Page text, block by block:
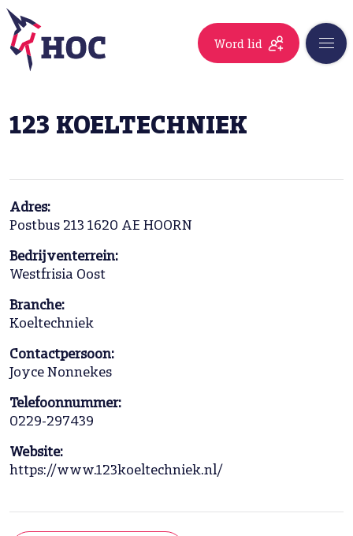
Word lid
123 KOELTECHNIEK
Adres:
Postbus 213 1620 AE HOORN
Bedrijventerrein:
Westfrisia Oost
Branche:
Koeltechniek
Contactpersoon:
Joyce Nonnekes
Telefoonnummer:
0229-297439
Website:
https://www.123koeltechniek.nl/